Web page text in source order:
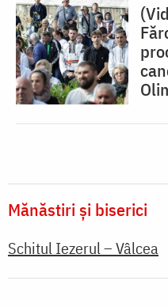
Mănăstiri și biserici
Schitul Iezerul – Vâlcea